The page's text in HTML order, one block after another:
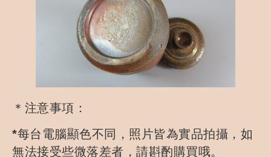
＊注意事項：
*每台電腦顯色不同，照片皆為實品拍攝，如
無法接受些微落差者，請斟酌購買哦。